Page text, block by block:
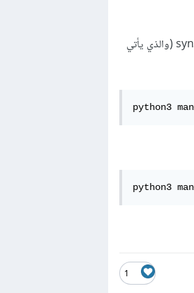
أيضًا قد يكون سبب الخطأ هو عدم مزامنة قاعدة البيانات، ولحل هذا الأمر يمكنك أن تستخدم الأمر syncdb (والذي يأتي
python3
python3
1